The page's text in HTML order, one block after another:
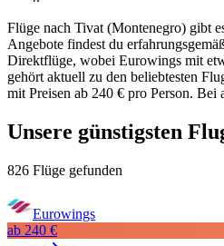
Flüge nach Tivat (Montenegro) gibt
Angebote findest du
Direktflüge, wobei Eurowings mit
gehört aktuell zu den beliebtesten
mit Preisen ab 240 € pro Person. Bei
Unsere günstigsten
826 Flüge gefunden
Eurowings
ab 240 €